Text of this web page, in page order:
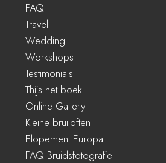
FAQ
Travel
Wedding
Workshops
Testimonials
Thijs het boek
Online Gallery
Kleine bruiloften
Elopement Europa
FAQ Bruidsfotografie